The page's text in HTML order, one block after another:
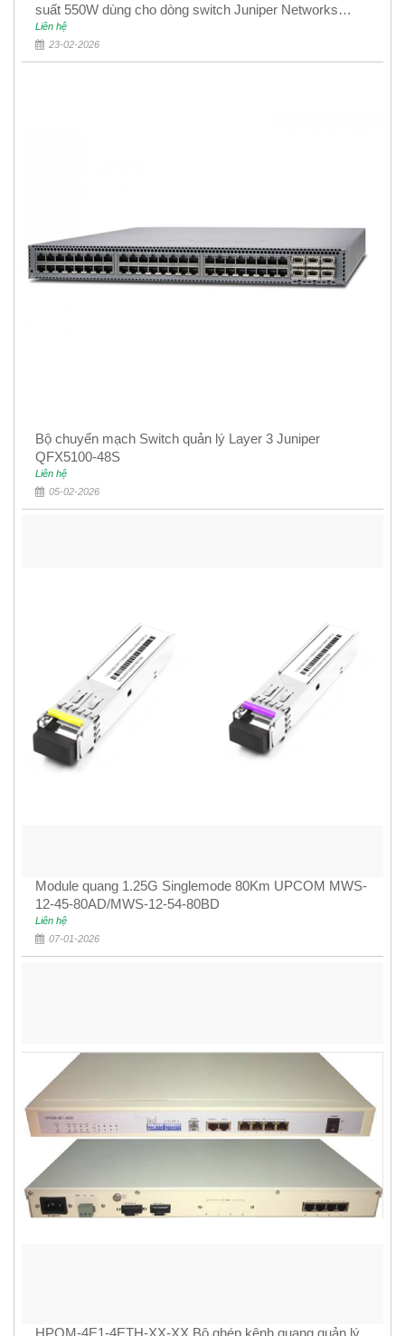
suất 550W dùng cho dòng switch Juniper Networks
EX4400
Liên hệ
23-02-2026
Bộ chuyển mạch Switch quản lý Layer 3 Juniper
QFX5100-48S
Liên hệ
05-02-2026
Module quang 1.25G Singlemode 80Km UPCOM MWS-
12-45-80AD/MWS-12-54-80BD
Liên hệ
07-01-2026
HPOM-4E1-4ETH-XX-XX Bộ ghép kênh quang quản lý